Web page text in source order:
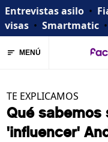
Entrevistas asilo •
visas • Smartmatic •
MENÚ
TE EXPLICAMOS
Qué
'influencer'